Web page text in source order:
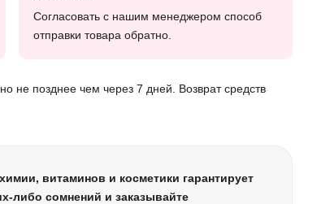
Согласовать с нашим менеджером способ
отправки товара обратно.
не позднее чем через 7 дней. Возврат средств
витаминов и косметики гарантирует
либо сомнений и заказывайте